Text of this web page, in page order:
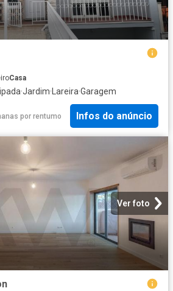
Casa
·Jardim· Lareira·Garagem
por rentumo Infos do anúncio
Ver foto